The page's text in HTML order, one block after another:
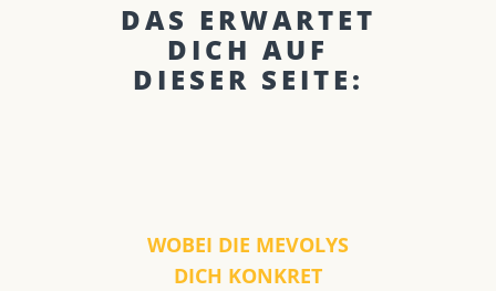
DAS ERWARTET
DICH AUF
DIESER SEITE:
WOBEI DIE MEVOLYS
DICH KONKRET